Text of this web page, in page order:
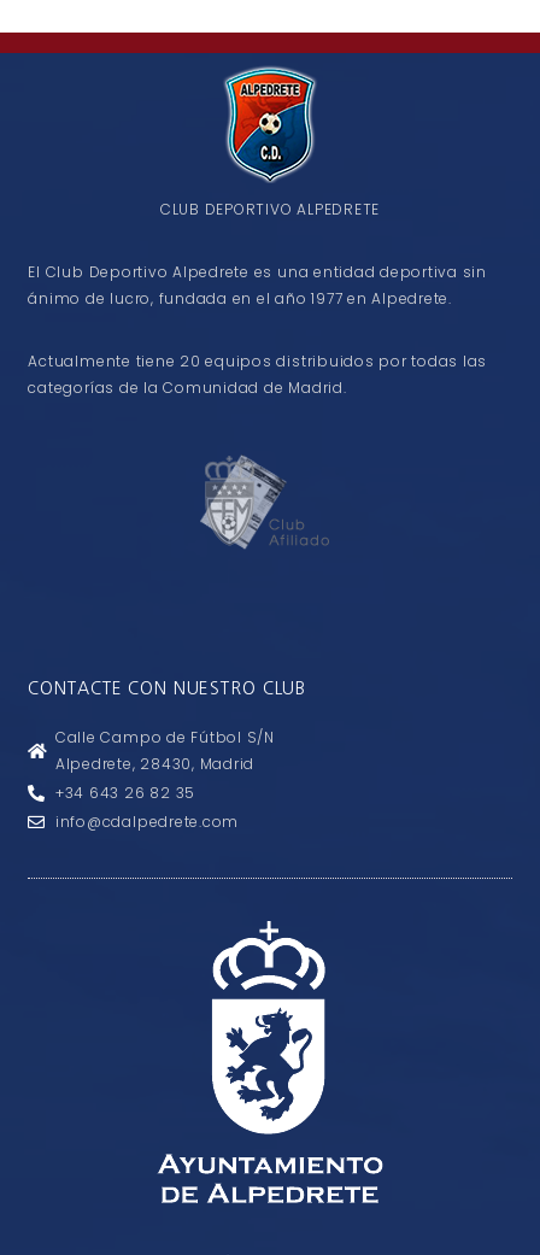
CLUB DEPORTIVO ALPEDRETE
El Club Deportivo Alpedrete es una entidad deportiva sin
ánimo de lucro, fundada en el año 1977 en Alpedrete.
Actualmente tiene 20 equipos distribuidos por todas las
categorías de la Comunidad de Madrid.
CONTACTE CON NUESTRO CLUB
Calle Campo de Fútbol S/N
Alpedrete, 28430, Madrid
+34 643 26 82 35
info@cdalpedrete.com